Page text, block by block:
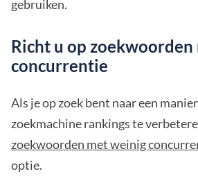
gebruiken.
Richt u op
concurrentie
Als je op zoek bent naar een
zoekmachine rankings te
zoekwoorden met weinig
optie.